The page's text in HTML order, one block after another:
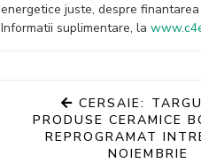
energetice juste, despre
Informatii suplimentare, la
CERSAIE:
PRODUSE CERAMICE
REPROGRAMAT
NOIEMBRIE